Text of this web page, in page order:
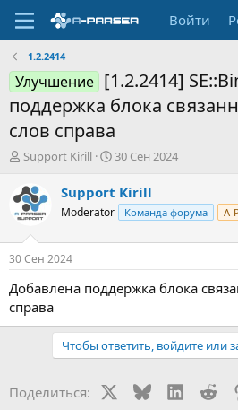
Войти
1.2.2414
Улучшение [1.2.2414]
поддержка блока
слов справа
А
т
о
р
т
е
м
ы
Support Kirill
Д
т
а
н
а
л
а
30 Сен 2024
Support Kirill
Moderator Команда форума A-
30 Сен 2024
Добавлена поддержка блока
справа
Чтобы ответить, войдите или
Поделиться: BlueskyLinkedIn